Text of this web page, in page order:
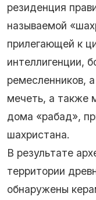
резиденция
называемой
прилегающей к
интеллигенции,
ремесленников,
мечеть, а также
дома «рабад»,
шахристана.
В результате
территории
обнаружены